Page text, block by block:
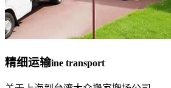
精细运输ine transport